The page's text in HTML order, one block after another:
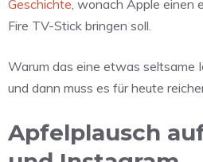
Geschichte, wonach Apple einen
Fire TV-Stick bringen soll.
Warum das eine etwas seltsame
und dann muss es für heute
Apfelplausch